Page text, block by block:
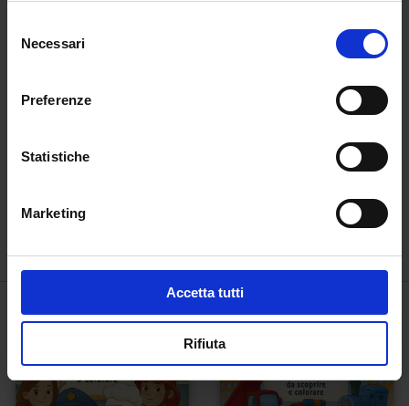
delNecessari
Preferenze
Statistiche
Marketing
Accetta tutti
Rifiuta
da scoprire e colorare
-5% -5%